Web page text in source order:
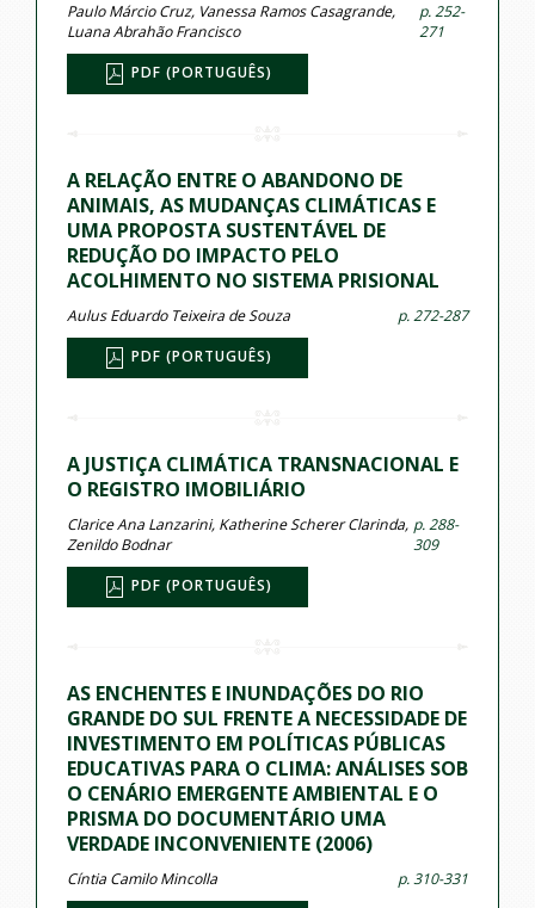
Paulo Márcio Cruz, Vanessa Ramos Casagrande,
Luana Abrahão Francisco
p. 252-
271
PDF (PORTUGUÊS)
A RELAÇÃO ENTRE O ABANDONO DE
ANIMAIS, AS MUDANÇAS CLIMÁTICAS E
UMA PROPOSTA SUSTENTÁVEL DE
REDUÇÃO DO IMPACTO PELO
ACOLHIMENTO NO SISTEMA PRISIONAL
Aulus Eduardo Teixeira de Souza p. 272-287
PDF (PORTUGUÊS)
A JUSTIÇA CLIMÁTICA TRANSNACIONAL E
O REGISTRO IMOBILIÁRIO
Clarice Ana Lanzarini, Katherine Scherer Clarinda,
Zenildo Bodnar
p. 288-
309
PDF (PORTUGUÊS)
AS ENCHENTES E INUNDAÇÕES DO RIO
GRANDE DO SUL FRENTE A NECESSIDADE DE
INVESTIMENTO EM POLÍTICAS PÚBLICAS
EDUCATIVAS PARA O CLIMA: ANÁLISES SOB
O CENÁRIO EMERGENTE AMBIENTAL E O
PRISMA DO DOCUMENTÁRIO UMA
VERDADE INCONVENIENTE (2006)
Cíntia Camilo Mincolla p. 310-331